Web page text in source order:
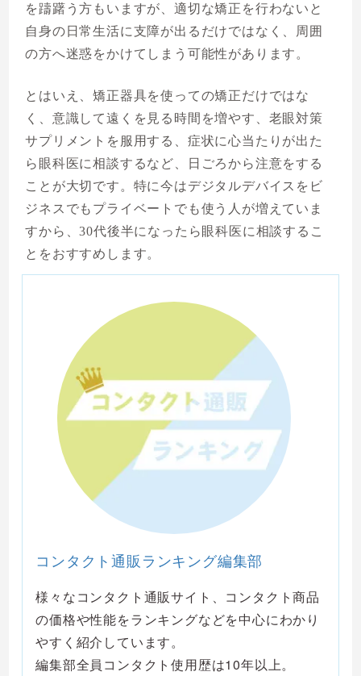
を躊躇う方もいますが、適切な矯正を行わないと
自身の日常生活に支障が出るだけではなく、周囲
の方へ迷惑をかけてしまう可能性があります。
とはいえ、矯正器具を使っての矯正だけではな
く、意識して遠くを見る時間を増やす、老眼対策
サプリメントを服用する、症状に心当たりが出た
ら眼科医に相談するなど、日ごろから注意をする
ことが大切です。特に今はデジタルデバイスをビ
ジネスでもプライベートでも使う人が増えていま
すから、30代後半になったら眼科医に相談するこ
とをおすすめします。
コンタクト通販ランキング編集部
様々なコンタクト通販サイト、コンタクト商品
の価格や性能をランキングなどを中心にわかり
やすく紹介しています。
編集部全員コンタクト使用歴は10年以上。